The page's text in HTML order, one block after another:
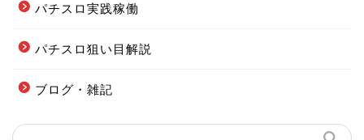
パチスロ実践稼働
パチスロ狙い目解説
ブログ・雑記
フーデリの始め方まとめ
配達オススメグッズまとめ